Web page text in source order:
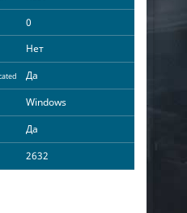
0
Нет
Да
Windows
Да
2632